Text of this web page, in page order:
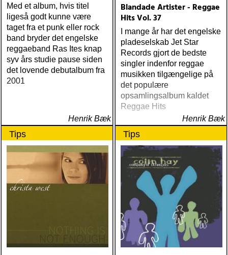
Med et album, hvis titel
ligeså godt kunne være
taget fra et punk eller rock
band bryder det engelske
reggaeband Ras Ites knap
syv års studie pause siden
det lovende debutalbum fra
2001
Henrik Bæk
Blandade Artister - Reggae
Hits Vol. 37
I mange år har det engelske
pladeselskab Jet Star
Records gjort de bedste
singler indenfor reggae
musikken tilgængelige på
det populære
opsamlingsalbum kaldet
Reggae Hits
Henrik Bæk
Tips Tips